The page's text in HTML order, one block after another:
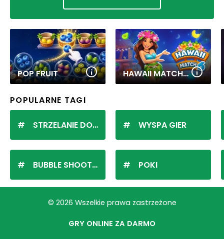
POP FRUIT HAWAII MATCH 6
POPULARNE TAGI
STRZELANIE DO KULEK
BUBBLE SHOOTER
WYSPA GIER
POKI
© 2026 Wszelkie prawa zastrzeżone
GRY ONLINE ZA DARMO